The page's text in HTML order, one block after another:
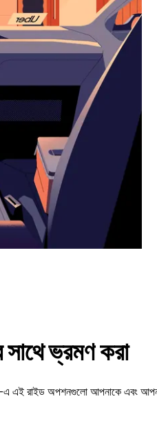
ভ্রমণ করা
এ এই রাইড অপশনগুলো আপনাকে এবং